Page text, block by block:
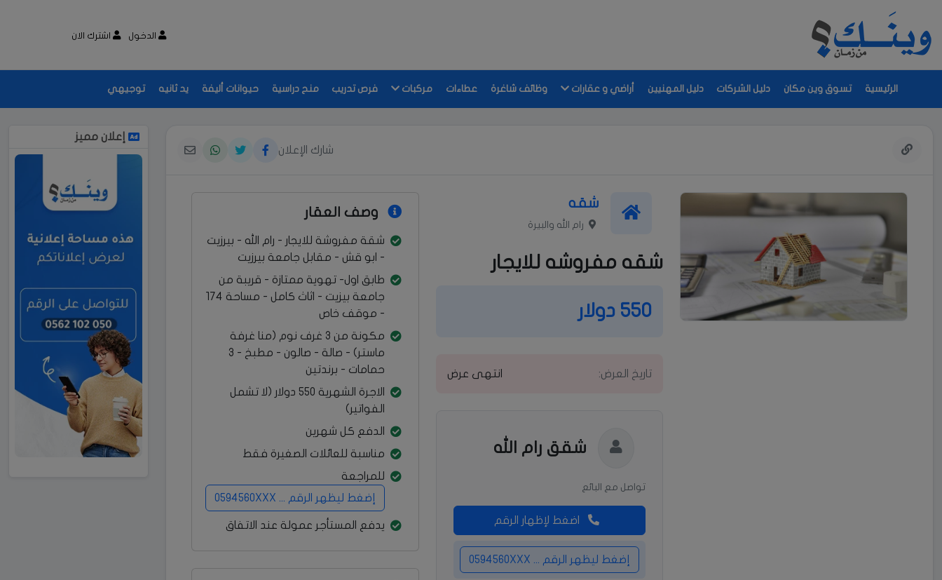
الدخول اشترك الان
الرئيسية تسوق وين مكان دليل الشركات دليل المهنيين أراضي و عقارات وظائف شاغرة عطاءات مركبات فرص تدريب منح دراسية حيوانات أليفة يد ثانيه توجيهي
شارك الإعلان
شقه
رام الله والبيرة
شقه مفروشه للايجار
550 دولار
تاريخ العرض: انتهى عرض
شقق رام الله
تواصل مع البائع
اضغط لإظهار الرقم
إضغط ليظهر الرقم ... 0594560XXX
وصف العقار
شقة مفروشة للايجار - رام الله - بيرزيت
- ابو قش - مقابل جامعة بيرزيت
طابق اول- تهوية ممتازة - قريبة من
جامعة بيزيت - اثاث كامل - مساحة 174
- موقف خاص
مكونة من 3 غرف نوم (منا غرفة
ماستر) - صالة - صالون - مطبخ - 3
حمامات - برندتين
الاجرة الشهرية 550 دولار (لا تشمل
الفواتير)
الدفع كل شهرين
مناسبة للعائلات الصغيرة فقط
للمراجعة
إضغط ليظهر الرقم ... 0594560XXX
يدفع المستأجر عمولة عند الاتفاق
إعلان مميز